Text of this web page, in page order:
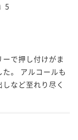
5
で押し付けがま
。 アルコールも
など至れり尽く